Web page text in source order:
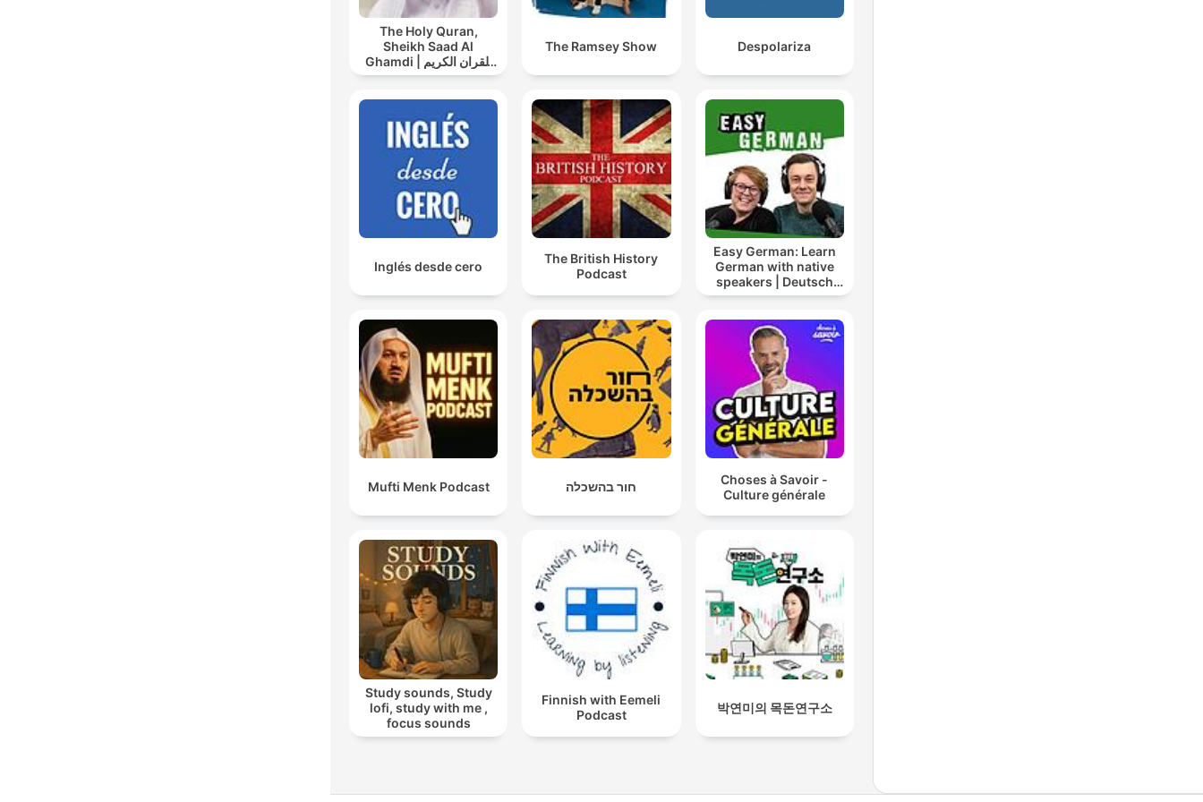
The Holy Quran,
Sheikh Saad Al
Ghamdi | القران الكريم
سعد الغامدي
The Ramsey Show Despolariza
Inglés desde cero
The British History
Podcast
Easy German: Learn
German with native
speakers | Deutsch
lernen mit
Mufti Menk Podcast חור בהשכלה
Choses à Savoir -
Culture générale
Study sounds, Study
lofi, study with me ,
focus sounds
Finnish with Eemeli
Podcast
박연미의 목돈연구소